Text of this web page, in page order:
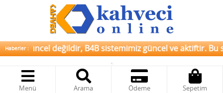
Haberler :güncel değildir, B4B sistemimiz güncel ve aktiftir.
Menü Arama Ödeme Sepetim